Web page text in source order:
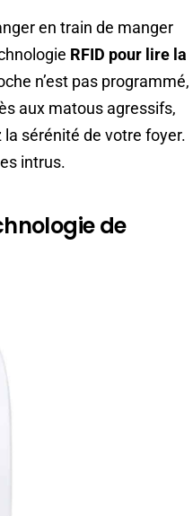
en train de manger
RFID pour lire la
n’est pas programmé,
aux matous agressifs,
sérénité de votre foyer.
intrus.
de